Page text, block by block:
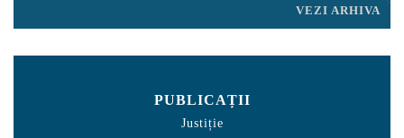
VEZI ARHIVA
PUBLICAȚII
Justiție